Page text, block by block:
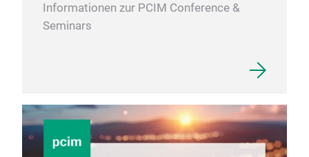
Informationen zur PCIM Conference &
Seminars